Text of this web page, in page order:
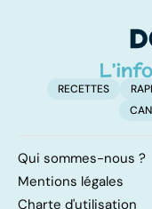
RECETTES
Qui sommes-nous ?
Mentions légales
Charte d'utilisation